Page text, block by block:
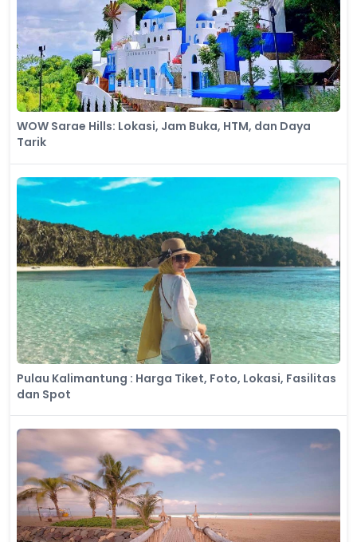
WOW Sarae Hills: Lokasi, Jam Buka, HTM, dan Daya
Tarik
Pulau Kalimantung : Harga Tiket, Foto, Lokasi, Fasilitas
dan Spot